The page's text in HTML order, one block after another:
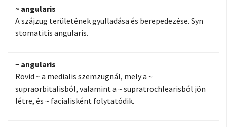
~ angularis
A szájzug területének gyulladása és berepedezése. Syn
stomatitis angularis.
~ angularis
Rövid ~ a medialis szemzugnál, mely a ~
supraorbitalisból, valamint a ~ supratrochlearisból jön
létre, és ~ facialisként folytatódik.